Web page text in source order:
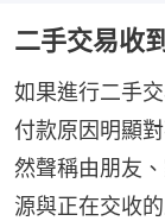
二手交易收
如果進行二手
付款原因明顯
然聲稱由朋友
源與正在交收